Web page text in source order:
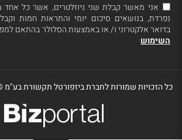
אני מאשר קבלת שני ניוזלטרים, אשר כל אחד
נפרדת, בנושאים סיכום יומי והתראות חמות
בדואר אלקטרוני ו/ או באמצעות הסלולר בהתאם
השימוש
כל הזכויות שמורות לחברת ביזפורטל תקשורת בע"מ